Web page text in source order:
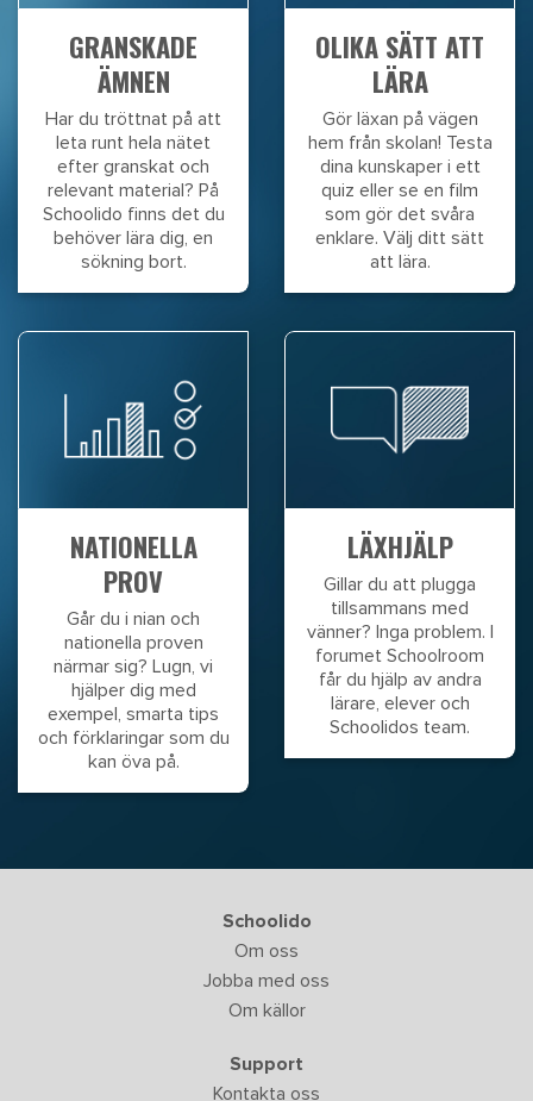
GRANSKADE
ÄMNEN
Har du tröttnat på att
leta runt hela nätet
efter granskat och
relevant material? På
Schoolido finns det du
behöver lära dig, en
sökning bort.
OLIKA SÄTT ATT
LÄRA
Gör läxan på vägen
hem från skolan! Testa
dina kunskaper i ett
quiz eller se en film
som gör det svåra
enklare. Välj ditt sätt
att lära.
NATIONELLA
PROV
Går du i nian och
nationella proven
närmar sig? Lugn, vi
hjälper dig med
exempel, smarta tips
och förklaringar som du
kan öva på.
LÄXHJÄLP
Gillar du att plugga
tillsammans med
vänner? Inga problem. I
forumet Schoolroom
får du hjälp av andra
lärare, elever och
Schoolidos team.
Schoolido
Om oss
Jobba med oss
Om källor
Support
Kontakta oss